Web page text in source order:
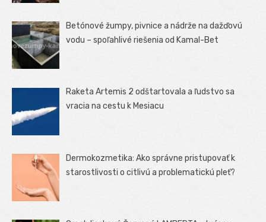
Betónové žumpy, pivnice a nádrže na dažďovú
vodu – spoľahlivé riešenia od Kamal-Bet
Raketa Artemis 2 odštartovala a ľudstvo sa
vracia na cestu k Mesiacu
Dermokozmetika: Ako správne pristupovať k
starostlivosti o citlivú a problematickú pleť?